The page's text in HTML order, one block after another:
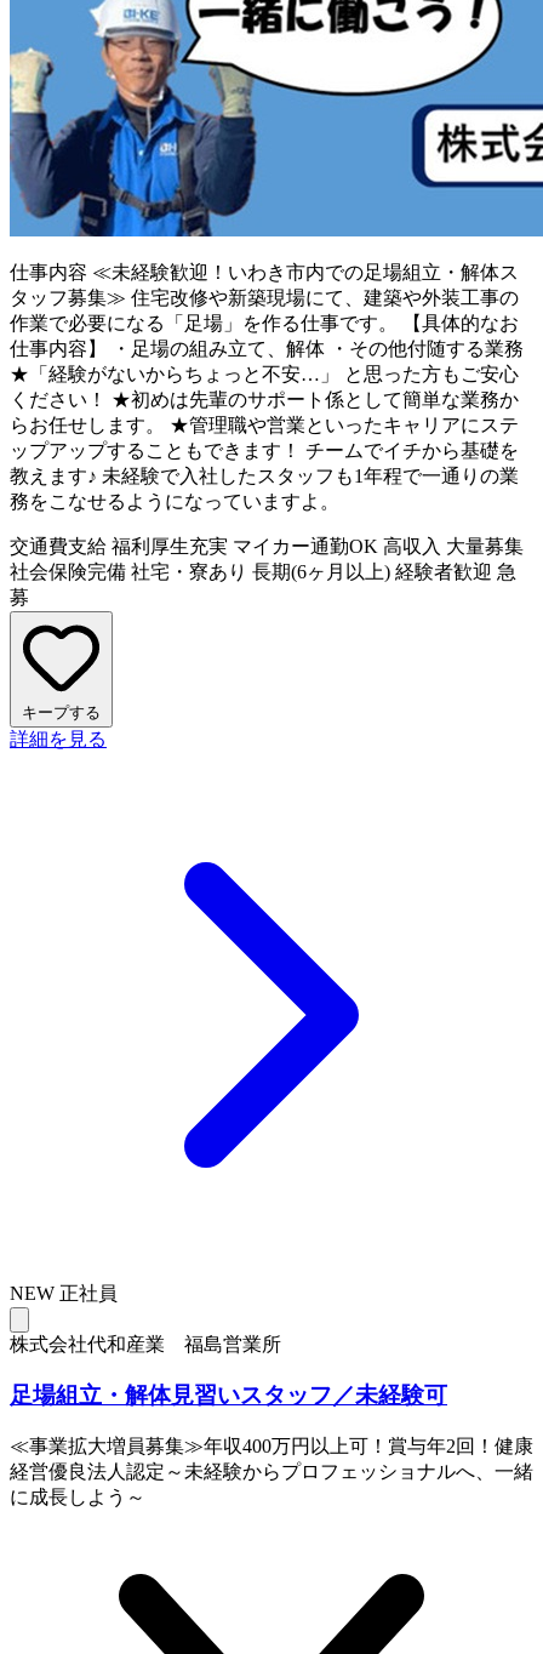
仕事内容 ≪未経験歓迎！いわき市内での足場組立・解体ス
タッフ募集≫ 住宅改修や新築現場にて、建築や外装工事の
作業で必要になる「足場」を作る仕事です。 【具体的なお
仕事内容】 ・足場の組み立て、解体 ・その他付随する業務
★「経験がないからちょっと不安…」 と思った方もご安心
ください！ ★初めは先輩のサポート係として簡単な業務か
らお任せします。 ★管理職や営業といったキャリアにステ
ップアップすることもできます！ チームでイチから基礎を
教えます♪ 未経験で入社したスタッフも1年程で一通りの業
務をこなせるようになっていますよ。
交通費支給 福利厚生充実 マイカー通勤OK 高収入 大量募集
社会保険完備 社宅・寮あり 長期(6ヶ月以上) 経験者歓迎 急
募
キープする
詳細を見る
NEW 正社員
株式会社代和産業 福島営業所
足場組立・解体見習いスタッフ／未経験可
≪事業拡大増員募集≫年収400万円以上可！賞与年2回！健康
経営優良法人認定～未経験からプロフェッショナルへ、一緒
に成長しよう～